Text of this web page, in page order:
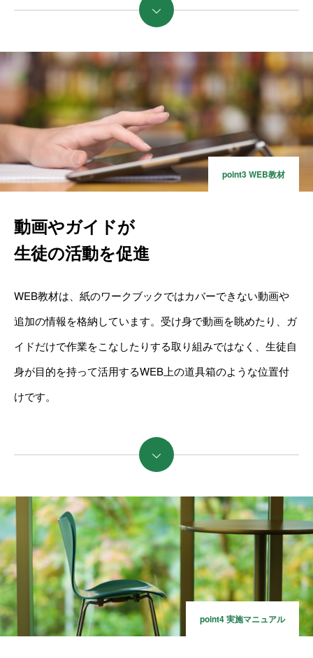
続きを読む
point3 WEB教材
動画やガイドが
生徒の活動を促進
WEB教材は、紙のワークブックではカバーできない動画や
追加の情報を格納しています。受け身で動画を眺めたり、ガ
イドだけで作業をこなしたりする取り組みではなく、生徒自
身が目的を持って活用するWEB上の道具箱のような位置付
けです。
続きを読む
point4 実施マニュアル